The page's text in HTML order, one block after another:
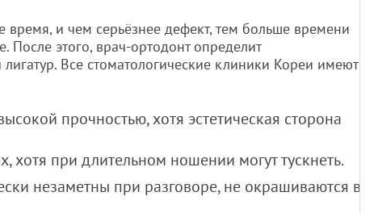
время, и чем серьёзнее дефект, тем больше времени
После этого, врач-ортодонт определит
Все стоматологические клиники Кореи имеют
прочностью, хотя эстетическая сторона
при длительном ношении могут тускнеть.
незаметны при разговоре, не окрашиваются в